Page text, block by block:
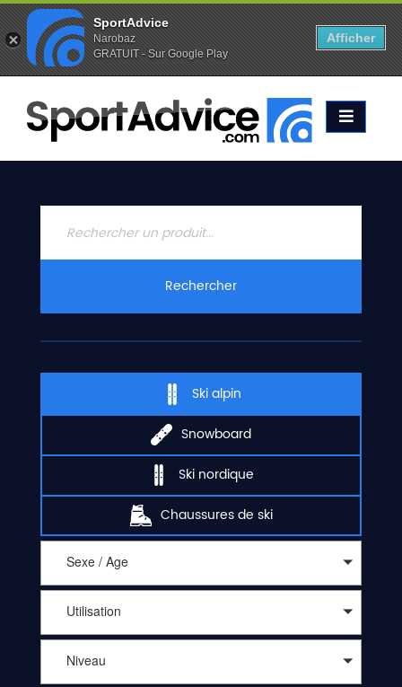
Favoris (0) Alertes (0)
ACCUEIL
SKIS
2020
CONTACT
Rechercher
Ski alpin
Snowboard
Ski nordique
Chaussures de ski
Sexe / Age
Utilisation
Niveau
SportAdvice
Narobaz
GRATUIT - Sur Google Play
Afficher